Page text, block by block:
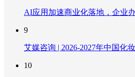
AI应用加速商业化落地，企业
9
艾媒咨询 | 2026-2027年中国化
10